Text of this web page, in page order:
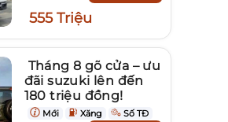
555 Triệu
Tháng 8 gõ cửa – ưu
đãi suzuki lên đến
180 triệu đồng!
Mới Xăng Số TĐ